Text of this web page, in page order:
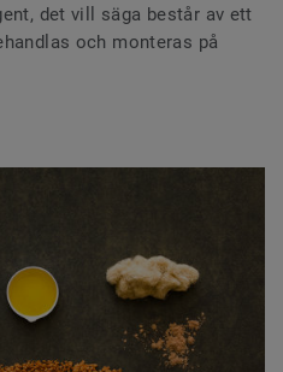
det vill säga består av ett
och monteras på